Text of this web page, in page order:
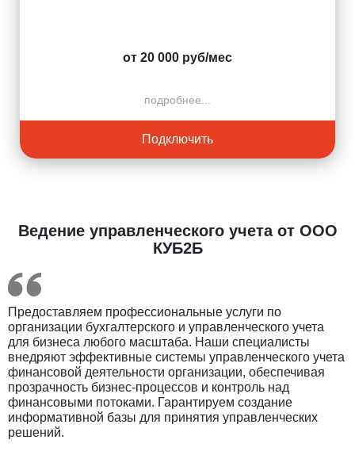
от 20 000 руб/мес
подробнее...
Подключить
Ведение управленческого учета от ООО
КУБ2Б
Предоставляем профессиональные услуги по
организации бухгалтерского и управленческого учета
для бизнеса любого масштаба. Наши специалисты
внедряют эффективные системы управленческого учета
финансовой деятельности организации, обеспечивая
прозрачность бизнес-процессов и контроль над
финансовыми потоками. Гарантируем создание
информативной базы для принятия управленческих
решений.